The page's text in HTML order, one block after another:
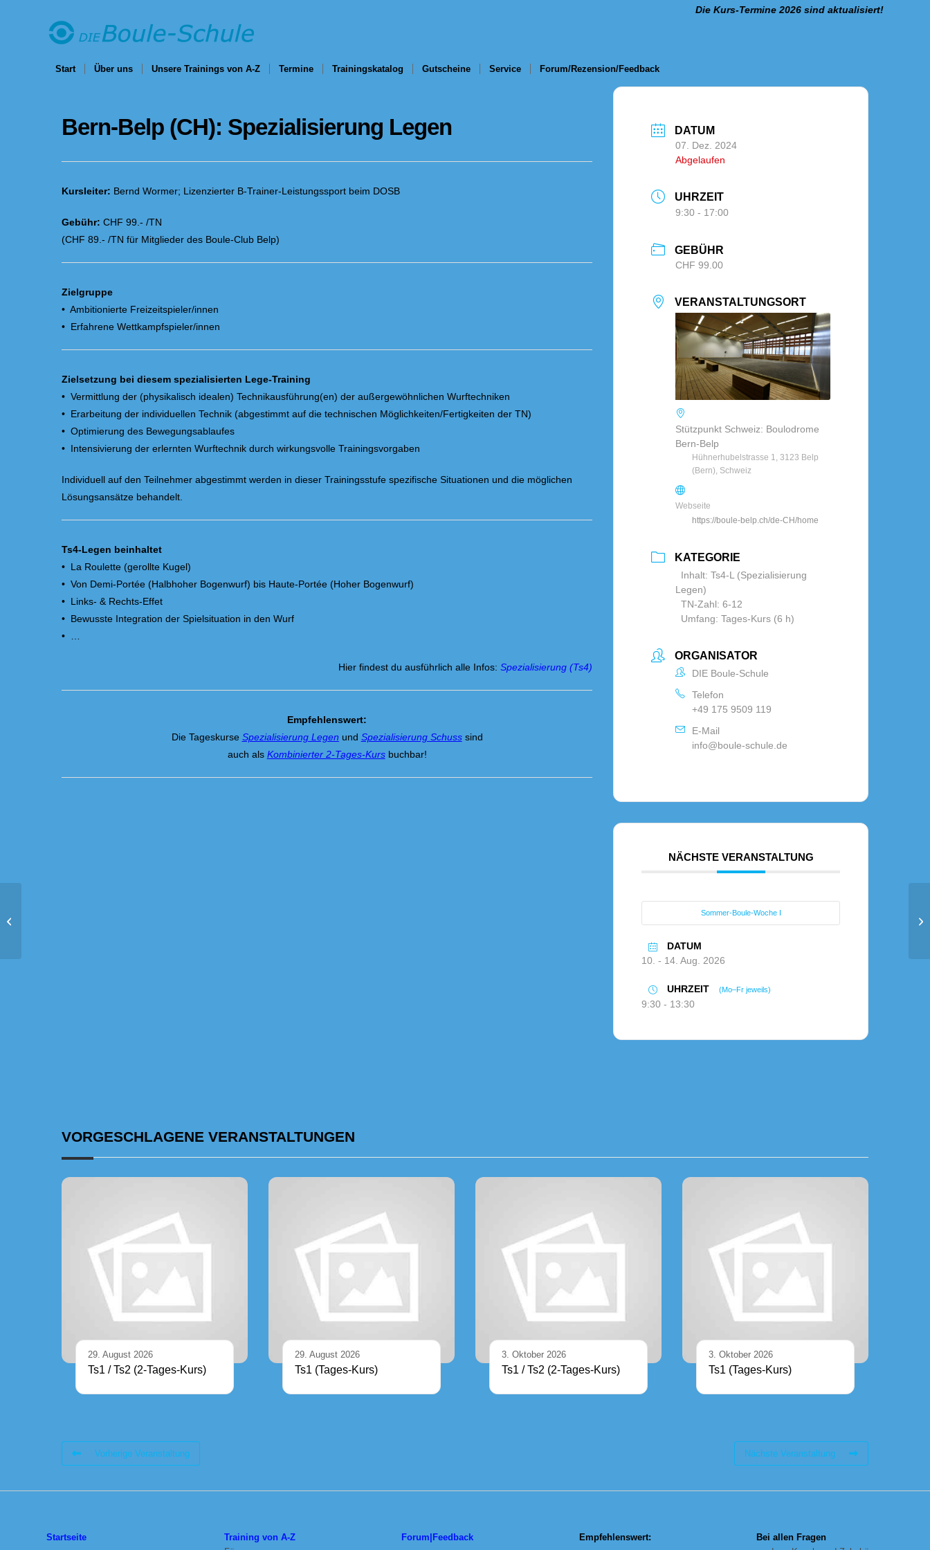
Die Kurs-Termine 2026 sind aktualisiert!
Start Über uns Unsere Trainings von A-Z Termine Trainingskatalog Gutscheine Service Forum/Rezension/Feedback
Bern-Belp (CH): Spezialisierung Legen
Kursleiter: Bernd Wormer; Lizenzierter B-Trainer-Leistungssport beim DOSB
Gebühr: CHF 99.- /TN
(CHF 89.- /TN für Mitglieder des Boule-Club Belp)
Zielgruppe
• Ambitionierte Freizeitspieler/innen
• Erfahrene Wettkampfspieler/innen
Zielsetzung bei diesem spezialisierten Lege-Training
• Vermittlung der (physikalisch idealen) Technikausführung(en) der außergewöhnlichen Wurftechniken
• Erarbeitung der individuellen Technik (abgestimmt auf die technischen Möglichkeiten/Fertigkeiten der TN)
• Optimierung des Bewegungsablaufes
• Intensivierung der erlernten Wurftechnik durch wirkungsvolle Trainingsvorgaben
Individuell auf den Teilnehmer abgestimmt werden in dieser Trainingsstufe spezifische Situationen und die möglichen
Lösungsansätze behandelt.
Ts4-Legen beinhaltet
• La Roulette (gerollte Kugel)
• Von Demi-Portée (Halbhoher Bogenwurf) bis Haute-Portée (Hoher Bogenwurf)
• Links- & Rechts-Effet
• Bewusste Integration der Spielsituation in den Wurf
• …
Hier findest du ausführlich alle Infos:Spezialisierung (Ts4)
Empfehlenswert:
Die Tageskurse Spezialisierung Legen und Spezialisierung Schuss sind
auch als Kombinierter 2-Tages-Kurs buchbar!
DATUM
07. Dez. 2024
Abgelaufen
UHRZEIT
9:30 - 17:00
GEBÜHR
CHF 99.00
VERANSTALTUNGSORT
Stützpunkt Schweiz: Boulodrome
Bern-Belp
Hühnerhubelstrasse 1, 3123 Belp
(Bern), Schweiz
Webseite
https://boule-belp.ch/de-CH/home
KATEGORIE
Inhalt: Ts4-L (Spezialisierung
Legen)
TN-Zahl: 6-12
Umfang: Tages-Kurs (6 h)
ORGANISATOR
DIE Boule-Schule
Telefon
+49 175 9509 119
E-Mail
info@boule-schule.de
NÄCHSTE VERANSTALTUNG
Sommer-Boule-Woche I
DATUM
10. - 14. Aug. 2026
UHRZEIT (Mo–Fr jeweils)
9:30 - 13:30
VORGESCHLAGENE VERANSTALTUNGEN
29. August 2026
Ts1 / Ts2 (2-Tages-Kurs)
29. August 2026
Ts1 (Tages-Kurs)
3. Oktober 2026
Ts1 / Ts2 (2-Tages-Kurs)
3. Oktober 2026
Ts1 (Tages-Kurs)
Vorherige Veranstaltung Nächste Veranstaltung
Startseite
Training von A-Z
Forum|Feedback Empfehlenswert:
Bei allen Fragen